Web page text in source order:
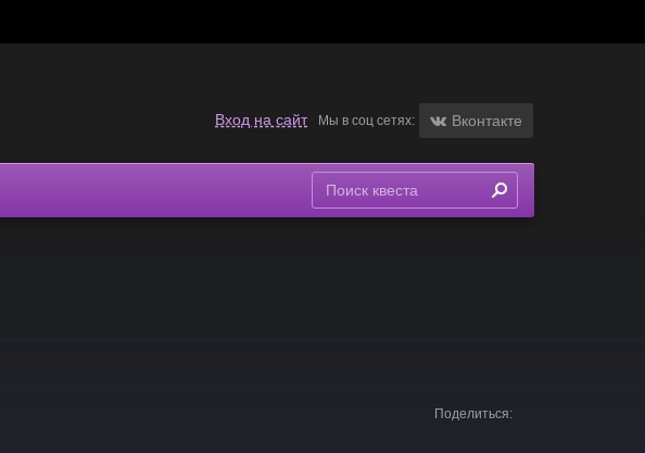
Вход на сайт Мы в соц сетях: Вконтакте
Поделиться: